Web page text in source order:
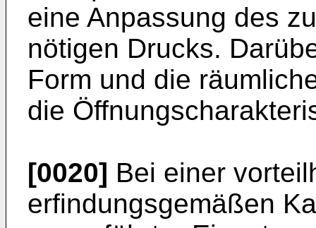
eine Anpassung des
nötigen Drucks.
Form und die
die
[0020] Bei einer
erfindungsgemäßen